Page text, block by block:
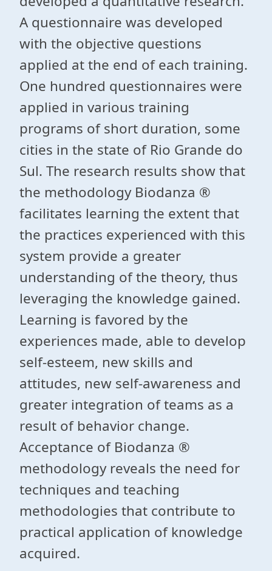
A questionnaire was developed
with the objective questions
applied at the end of each training.
One hundred questionnaires were
applied in various training
programs of short duration, some
cities in the state of Rio Grande do
Sul. The research results show that
the methodology Biodanza ®
facilitates learning the extent that
the practices experienced with this
system provide a greater
understanding of the theory, thus
leveraging the knowledge gained.
Learning is favored by the
experiences made​​, able to develop
self-esteem, new skills and
attitudes, new self-awareness and
greater integration of teams as a
result of behavior change.
Acceptance of Biodanza ®
methodology reveals the need for
techniques and teaching
methodologies that contribute to
practical application of knowledge
acquired.